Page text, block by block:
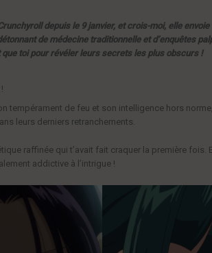
depuis le 9 janvier, et crois-moi, elle
de médecine traditionnelle et d’enquêtes
toi pour révéler leurs secrets les plus obscurs !
tempérament de feu et son intelligence hors
leurs derniers retranchements.
raffinée qui t’avait fait craquer la première fois.
addictive à l’intrigue !